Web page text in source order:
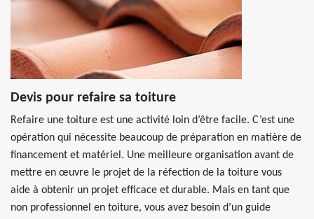
Devis pour refaire sa toiture
Refaire une toiture est une activité loin d’être facile. C’est une
opération qui nécessite beaucoup de préparation en matière de
financement et matériel. Une meilleure organisation avant de
mettre en œuvre le projet de la réfection de la toiture vous
aide à obtenir un projet efficace et durable. Mais en tant que
non professionnel en toiture, vous avez besoin d’un guide